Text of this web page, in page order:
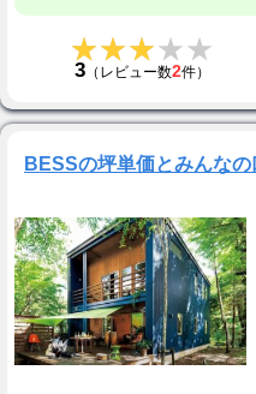
★★★★★
★★★★★
3（レビュー数2件）
BESSの坪単価とみんな